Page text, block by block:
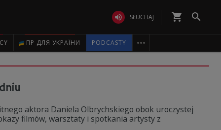
 SŁUCHAJ shopping_cart 
ПР ДЛЯ УКРАЇНИ PODCASTY 
aktora Daniela Olbrychskiego obok uroczystej
filmów, warsztaty i spotkania artysty z